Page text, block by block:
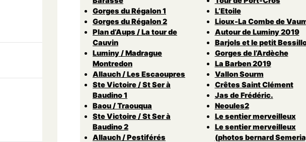
Gorges du Régalon 1
Gorges du Régalon 2
Plan d’Aups / La tour de
Cauvin
Luminy / Madrague
Montredon
Allauch / Les Escaoupres
Ste Victoire / St Ser à
Baudino 1
Baou / Traouqua
Ste Victoire / St Ser à
Baudino 2
Allauch / Pestiférés
L’Etoile
Lioux-La Combe de
Autour de Luminy 2019
Barjols et le petit
Gorges de l’Ardèche
La Barben 2019
Vallon Sourm
Crêtes Saint Clément
Jas de Frédéric.
Neoules2
Le sentier merveilleux
Le sentier merveilleux
(photos bernard